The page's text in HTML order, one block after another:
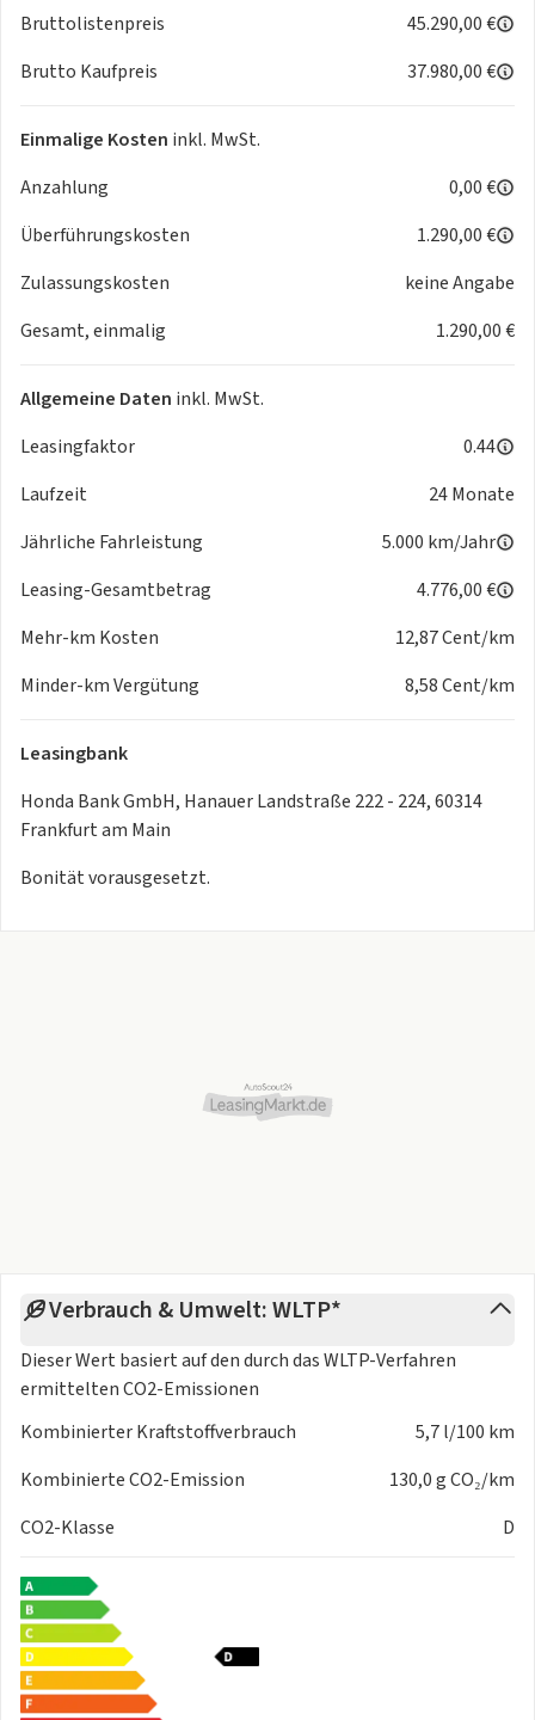
Bruttolistenpreis
45.290,00 €
Brutto Kaufpreis
37.980,00 €
Einmalige Kosten inkl. MwSt.
Anzahlung
0,00 €
Überführungskosten
1.290,00 €
Zulassungskosten
keine Angabe
Gesamt, einmalig
1.290,00 €
Allgemeine Daten inkl. MwSt.
Leasingfaktor
0.44
Laufzeit
24 Monate
Jährliche Fahrleistung
5.000 km/Jahr
Leasing-Gesamtbetrag
4.776,00 €
Mehr-km Kosten
12,87 Cent/km
Minder-km Vergütung
8,58 Cent/km
Leasingbank
Honda Bank GmbH, Hanauer Landstraße 222 - 224, 60314
Frankfurt am Main
Bonität vorausgesetzt.
Verbrauch & Umwelt: WLTP*
Dieser Wert basiert auf den durch dasWLTP-Verfahren
ermittelten CO2-Emissionen
Kombinierter Kraftstoffverbrauch
5,7 l/100 km
Kombinierte CO2-Emission
130,0 g CO₂/km
CO2-Klasse
D